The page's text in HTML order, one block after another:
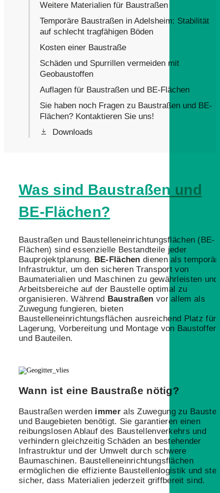
Weitere Materialien für Baustraßen
Temporäre Baustraßen in Adelsheim: Stabilität
auf schlecht tragfähigen Böden
Kosten einer Baustraße
Schäden und Spurrillen vermeiden mit
Geobaustoffen
Auflagen für Baustraßen und BE-Flächen
Sie haben noch Fragen zu Baustraßen und BE-
Flächen? Kontaktieren Sie uns!
Downloads
Was sind Baustraßen und
BE-Flächen?
Baustraßen und Baustelleneinrichtungsflächen (BE-
Flächen) sind essenzielle Bestandteile jeder
Bauprojektplanung. BE-Flächen dienen als
Infrastruktur, um den sicheren Transport von
Baumaterialien und Maschinen zu gewährleisten und
Arbeitsbereiche auf der Baustelle optimal zu
organisieren. Während Baustraßen vor allem als
Zuwegung fungieren, bieten
Baustelleneinrichtungsflächen ausreichend Platz für
Lagerung, Vorbereitung und Montage von Baustoffen
und Bauteilen.
Wann ist eine Baustraße nötig?
Baustraßen werden immerals Zuwegung zu
und Baugebieten benötigt. Sie garantieren einen
reibungslosen Ablauf des Baustellenverkehrs und
verhindern gleichzeitig Schäden an bestehender
Infrastruktur und der Umwelt durch schwere
Baumaschinen. Baustelleneinrichtungsflächen
ermöglichen die effiziente Baustellenlogistik und
sicher, dass Materialien jederzeit griffbereit sind.